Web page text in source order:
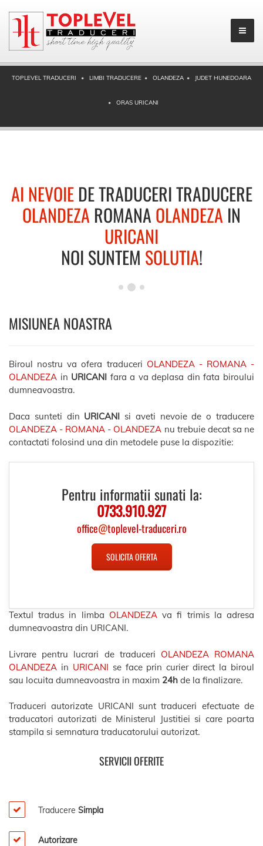
TOPLEVEL TRADUCERI LIMBI TRADUCERE OLANDEZA JUDET HUNEDOARA
ORAS URICANI
AI NEVOIEDE TRADUCERI TRADUCERE
OLANDEZA ROMANA OLANDEZA IN
URICANI
NOI SUNTEM SOLUTIA!
MISIUNEA NOASTRA
Biroul nostru va ofera traduceri OLANDEZA - ROMANA -
OLANDEZA in URICANI fara a va deplasa din fata biroului
dumneavoastra.
Daca sunteti din URICANI si aveti nevoie de o traducere
OLANDEZA - ROMANA - OLANDEZA nu trebuie decat sa ne
contactati folosind una din metodele puse la dispozitie:
Pentru informatii sunati la:
0733.910.927
office@toplevel-traduceri.ro
SOLICITA OFERTA
Textul tradus in limba OLANDEZAva fi trimis la adresa
dumneavoastra din URICANI.
Livrare pentru lucrari de traduceri OLANDEZA ROMANA
OLANDEZA in URICANI se face prin curier direct la biroul
sau locuita dumneavoastra in maxim 24h de la finalizare.
Traduceri autorizate URICANI sunt traduceri efectuate de
traducatori autorizati de Ministerul Justitiei si care poarta
stampila si semnatura traducatorului autorizat.
SERVICII OFERITE
Traducere Simpla
Autorizare